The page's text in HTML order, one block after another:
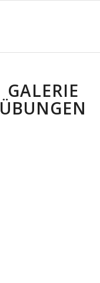
GALERIE
ÜBUNGEN